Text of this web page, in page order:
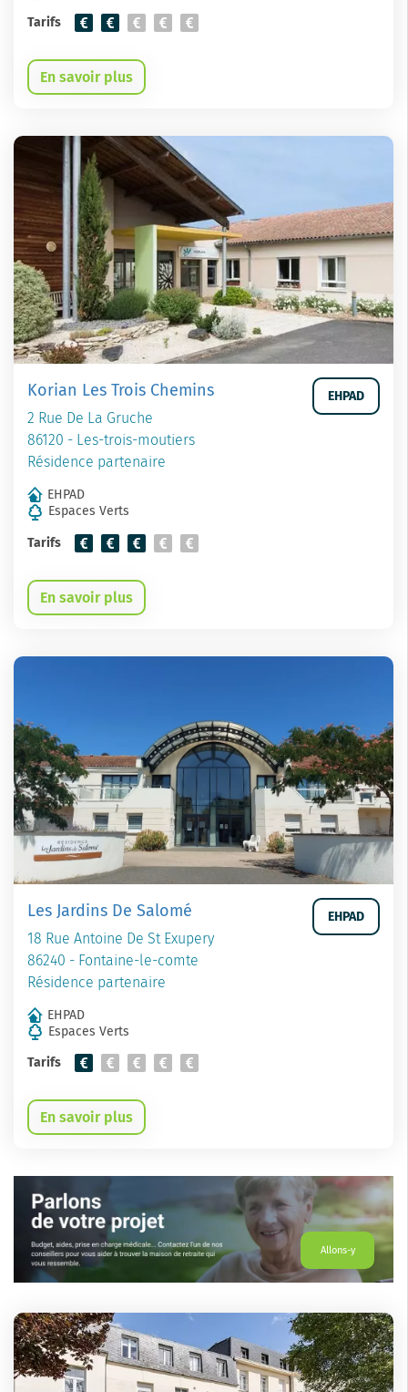
Tarifs
En savoir plus
Korian Les Trois Chemins
2 Rue De La Gruche
86120 - Les-trois-moutiers
Résidence partenaire
EHPAD
EHPAD
Espaces Verts
Tarifs
En savoir plus
Les Jardins De Salomé
18 Rue Antoine De St Exupery
86240 - Fontaine-le-comte
Résidence partenaire
EHPAD
EHPAD
Espaces Verts
Tarifs
En savoir plus
Allons-y